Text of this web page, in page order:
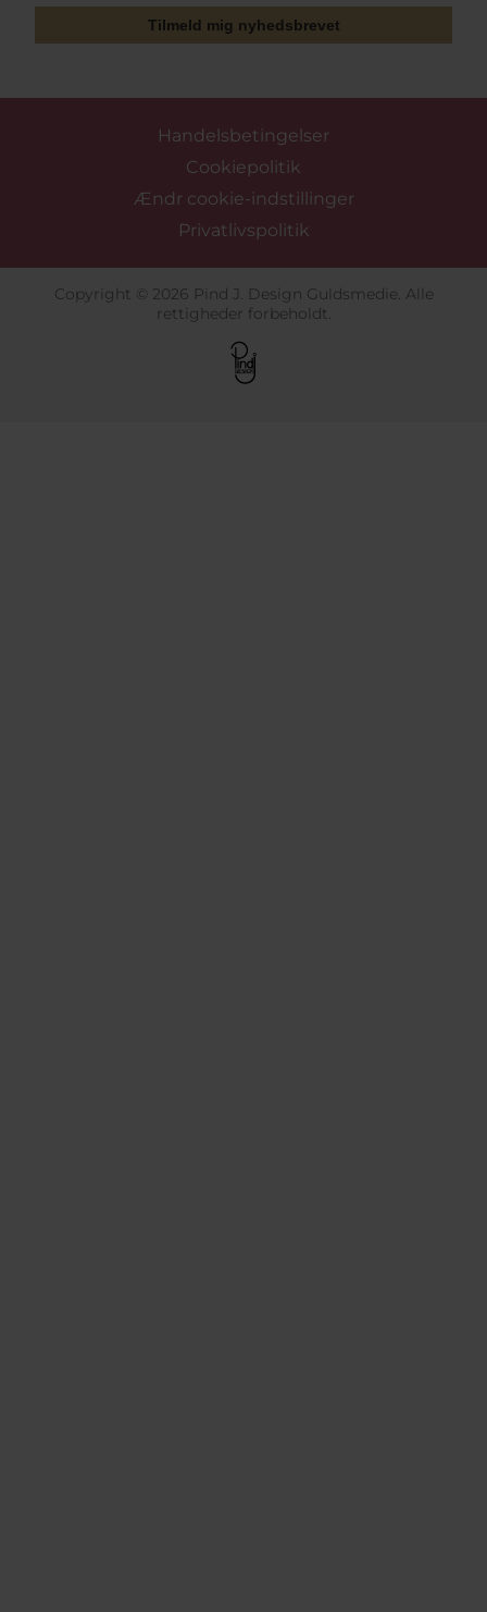
Tilmeld mig nyhedsbrevet
Handelsbetingelser
Cookiepolitik
Ændr cookie-indstillinger
Privatlivspolitik
Copyright © 2026 Pind J. Design Guldsmedie. Alle
rettigheder forbeholdt.